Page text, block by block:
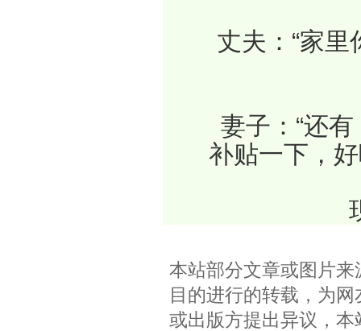
丈夫：“家里你
妻子：“还有
补贴一下，
现
本站部分文章或图片
目的进行的转载，为
或出版方提出异议，